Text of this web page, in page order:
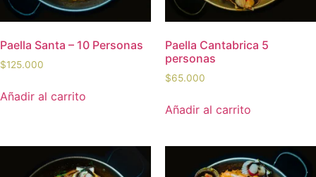
Paella Santa – 10 Personas
$125.000
Añadir al carrito
Paella Cantabrica 5
personas
$65.000
Añadir al carrito